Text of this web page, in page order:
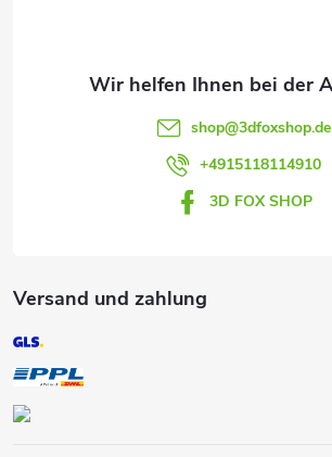
Versand und zahlung
shop@3dfoxshop.de
+4915118114910
3D FOX SHOP